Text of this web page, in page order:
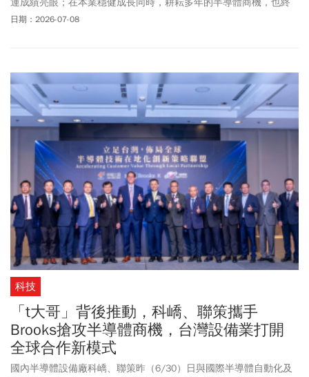
運成績亮眼；在本業穩健成長同時，耕耘多年的半導體商機，也終
於取得重要成果。
日期：2026-07-08
科技
「t大哥」背後推動，科嶠、聯策攜手
Brooks搶攻半導體商機，台灣設備業打開
全球合作新模式
國內半導體設備廠科嶠、聯策昨（6/30）日與國際半導體自動化及